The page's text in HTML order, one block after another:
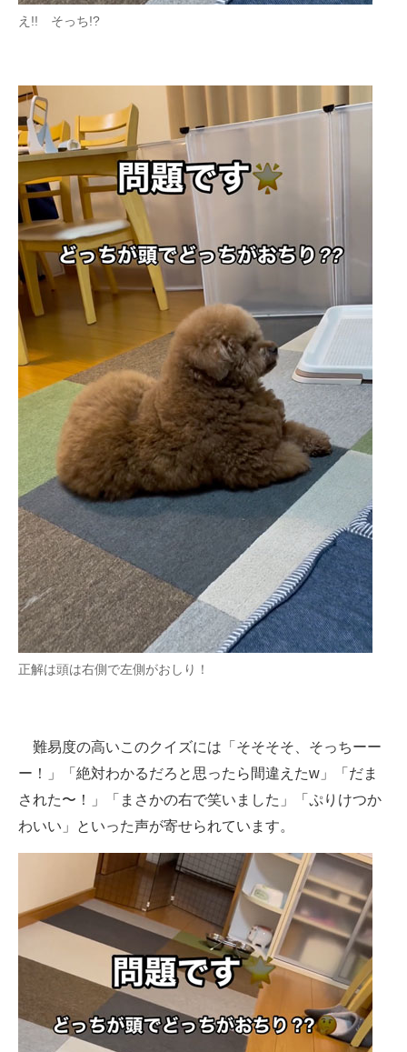
え!! そっち!?
正解は頭は右側で左側がおしり！
難易度の高いこのクイズには「そそそそ、そっちーー
ー！」「絶対わかるだろと思ったら間違えたw」「だま
された〜！」「まさかの右で笑いました」「ぷりけつか
わいい」といった声が寄せられています。